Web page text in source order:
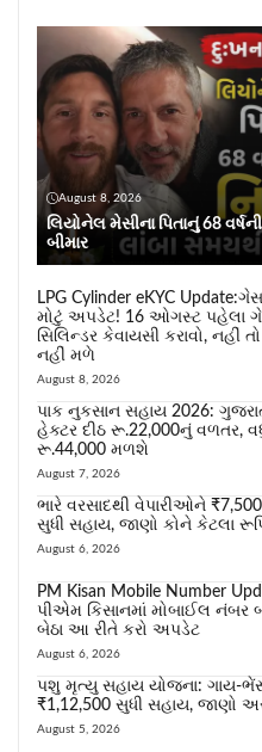
August 8, 2026
લિયોનેલ મેસીના પિતાનું 68
બીમાર
LPG Cylinder eKYC
મોટું અપડેટ! 16 ઓગસ્ટ પહેલા
સિલિન્ડર કેવાયસી કરાવો, નહીં
નહીં મળે
August 8, 2026
પાક નુકસાન સહાય 2026:
હેક્ટર દીઠ રૂ.22,000નું વળતર,
રૂ.44,000 મળશે
August 7, 2026
ભારે વરસાદથી વેપારીઓને
સુધી સહાય, જાણો કોને કેટલા
August 6, 2026
PM Kisan Mobile Number
પીએમ કિસાનમાં મોબાઈલ નંબર
બેઠા આ રીતે કરો અપડેટ
August 6, 2026
પશુ મૃત્યુ સહાય યોજના: ગાય-
₹1,12,500 સુધી સહાય, જાણો
August 5, 2026